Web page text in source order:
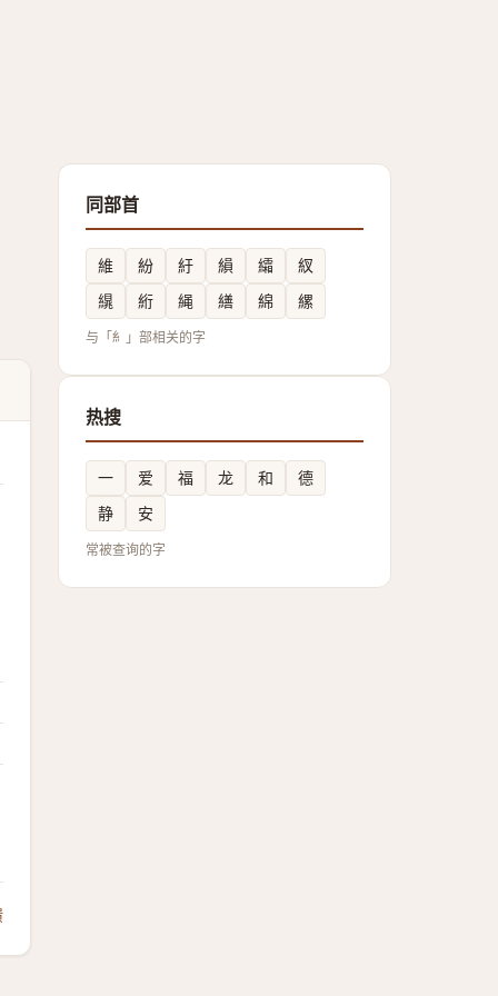
同部首
維 紛 紆 縜 䌮
紁
繉
絎 䋲 繕 綿 縲
与「糹」部相关的字
热搜
一 爱 福 龙 和
德
静
安
常被查询的字